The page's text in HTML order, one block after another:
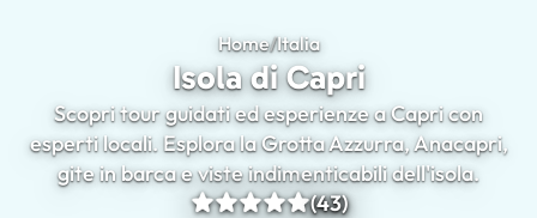
Home/ItaliaIsola di Capri
Isola di Capri
Scopri tour guidati ed esperienze a Capri con
esperti locali. Esplora la Grotta Azzurra, Anacapri,
gite in barca e viste indimenticabili dell'isola.
(43)